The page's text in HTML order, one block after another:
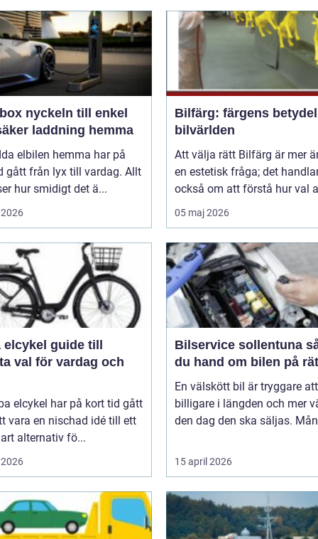
till enkel
laddning hemma
elbilen hemma har på
gått från lyx till vardag. Allt
hur smidigt det ä...
Bilfärg: färgens
bilvärlden
Att välja rätt Bilfärg är mer
en estetisk fråga; det
också om att förstå hur val
05 maj 2026
guide till
val för vardag och
elcykel har på kort tid gått
vara en nischad idé till ett
alternativ fö...
Bilservice sollentuna så tar
du hand om bilen på
En välskött bil är tryggare
billigare i längden och mer
den dag den ska säljas.
15 april 2026